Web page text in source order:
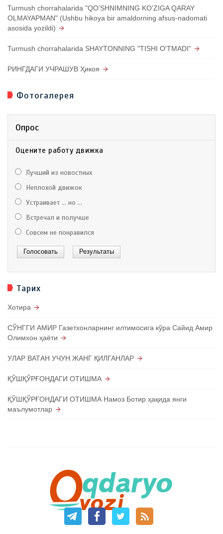
Turmush chorrahalarida "QO'SHNIMNING KO'ZIGA QARAY
OLMAYAPMAN" (Ushbu hikoya bir amaldorning afsus-nadomati
asosida yozildi)
Turmush chorrahalarida SHAYTONNING "TISHI O'TMADI"
РИНГДАГИ УЧРАШУВ Ҳикоя
Фотогалерея
Опрос
Оцените работу движка
Лучший из новостных
Неплохой движок
Устраивает ... но ...
Встречал и получше
Совсем не понравился
Тарих
Хотира
СЎНГГИ АМИР Газетхонларнинг илтимосига кўра Сайид Амир
Олимхон ҳаёти
УЛАР ВАТАН УЧУН ЖАНГ ҚИЛГАНЛАР
ҚЎШҚЎРҒОНДАГИ ОТИШМА
ҚЎШҚЎРҒОНДАГИ ОТИШМА Намоз Ботир ҳақида янги
маълумотлар